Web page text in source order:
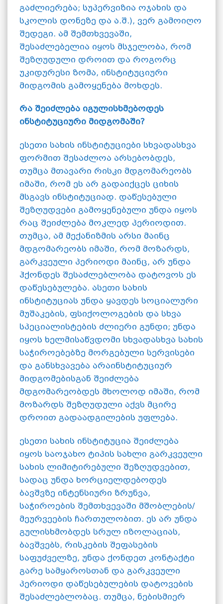
გაძლიერება; სუპერვიზია ოჯახის და
სკოლის დონეზე და ა.შ.), ვერ გამოიღო
შედეგი. ამ შემთხვევაში,
შესაძლებელია იყოს მსჯელობა, რომ
შეზღუდული დროით და როგორც
უკიდურესი ზომა, ინსტიტუციური
მიდგომის გამოყენება მოხდეს.
რა შეიძლება იგულისხმებოდეს
ინსტიტუციური მიდგომაში?
ესეთი სახის ინსტიტუციები სხვადასხვა
ფორმით შესაძლოა არსებობდეს,
თუმცა მთავარი რისკი მდგომარეობს
იმაში, რომ ეს არ გადაიქცეს ციხის
მსგავს ინსტიტუციად. დაწესებული
შეზღუდვები გამოყენებული უნდა იყოს
რაც შეიძლება მოკლედ პერიოდით.
თუმცა, ამ მექანიზმის არსი მაინც
მდგომარეობს იმაში, რომ მოზარდს,
გარკვეული პერიოდი მაინც, არ უნდა
ჰქონდეს შესაძლებლობა დატოვოს ეს
დაწესებულება. ასეთი სახის
ინსტიტუციას უნდა ყავდეს სოციალური
მუშაკების, ფსიქოლოგების და სხვა
სპეციალისტების ძლიერი გუნდი; უნდა
იყოს ხელმისაწვდომი სხვადასხვა სახის
საჭიროებებზე მორგებული სერვისები
და განსხვავება არაინსტიტუციურ
მიდგომებისგან შეიძლება
მდგომარეობდეს მხოლოდ იმაში, რომ
მოზარდს შეზღუდული აქვს მცირე
დროით გადაადგილების უფლება.
ესეთი სახის ინსტიტუცია შეიძლება
იყოს საოჯახო ტიპის სახლი გარკვეული
სახის ლიმიტირებული შეზღუდვებით,
სადაც უნდა ხორციელდებოდეს
ბავშვზე ინტენსიური ზრუნვა,
საჭიროების შემთხვევაში მშობლების/
მეურვეების ჩართულობით. ეს არ უნდა
გულისხმობდეს სრულ იზოლაციას,
ბავშვებს, რისკების შეფასების
საფუძველზე, უნდა ქონდეთ კონტაქტი
გარე სამყაროსთან და გარკვეული
პერიოდი დაწესებულების დატოვების
შესაძლებლობაც. თუმცა, ნებისმიერ